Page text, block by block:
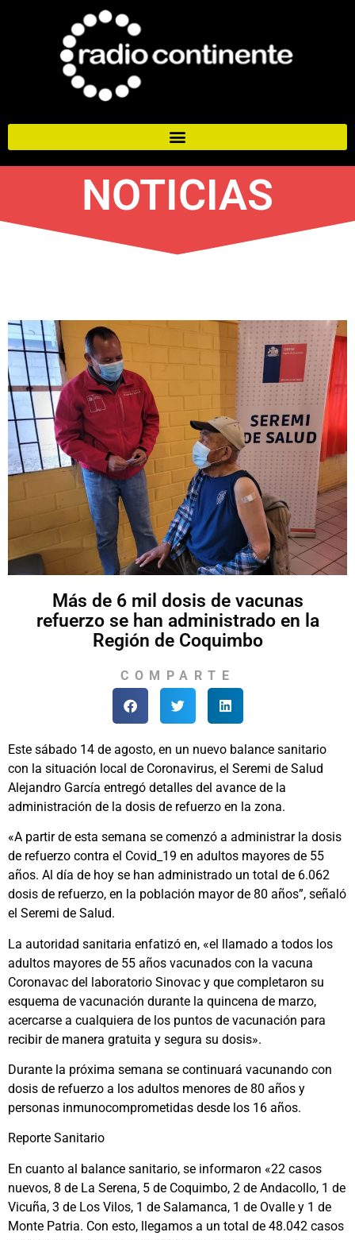
NOTICIAS
Más de 6 mil dosis de vacunas
refuerzo se han administrado en la
Región de Coquimbo
COMPARTE
Este sábado 14 de agosto, en un nuevo balance sanitario
con la situación local de Coronavirus, el Seremi de Salud
Alejandro García entregó detalles del avance de la
administración de la dosis de refuerzo en la zona.
«A partir de esta semana se comenzó a administrar la dosis
de refuerzo contra el Covid_19 en adultos mayores de 55
años. Al día de hoy se han administrado un total de 6.062
dosis de refuerzo, en la población mayor de 80 años”, señaló
el Seremi de Salud.
La autoridad sanitaria enfatizó en, «el llamado a todos los
adultos mayores de 55 años vacunados con la vacuna
Coronavac del laboratorio Sinovac y que completaron su
esquema de vacunación durante la quincena de marzo,
acercarse a cualquiera de los puntos de vacunación para
recibir de manera gratuita y segura su dosis».
Durante la próxima semana se continuará vacunando con
dosis de refuerzo a los adultos menores de 80 años y
personas inmunocomprometidas desde los 16 años.
Reporte Sanitario
En cuanto al balance sanitario, se informaron «22 casos
nuevos, 8 de La Serena, 5 de Coquimbo, 2 de Andacollo, 1 de
Vicuña, 3 de Los Vilos, 1 de Salamanca, 1 de Ovalle y 1 de
Monte Patria. Con esto, llegamos a un total de 48.042 casos